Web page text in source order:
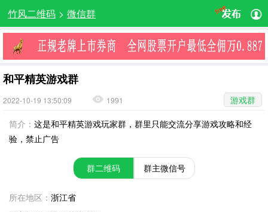
竹风二维码 > 微信群
和平精英游戏群
2022-10-19 13:50:09 1991
游戏群
简介： 这是和平精英游戏玩家群，群里只能交流分享游戏攻略和经
验，禁止广告
群二维码 群主微信号
所在地区： 浙江省